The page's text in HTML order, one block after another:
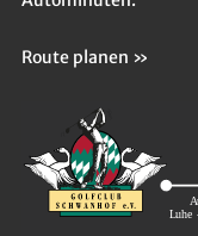
Route planen »